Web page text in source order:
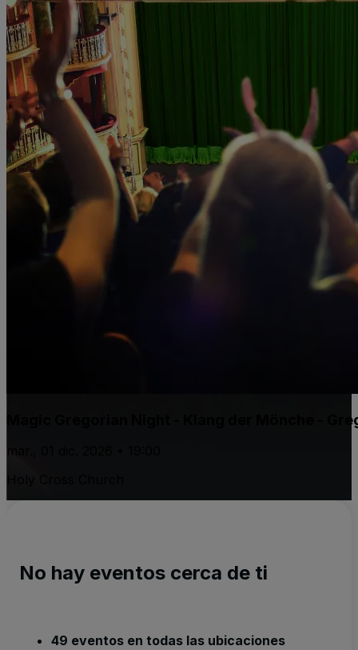
Magic Gregorian Night - Klang der Mönche -
mar., 01 dic. 2026 • 19:00
No hay eventos cerca de ti
49 eventos en todas las ubicaciones